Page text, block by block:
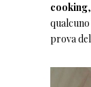
cooking
qualcuno
prova